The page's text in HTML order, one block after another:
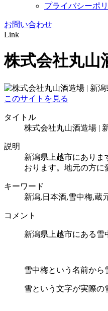
プライバシーポ
お問い合わせ
Link
株式会社丸山
このサイトを見る
タイトル
株式会社丸山酒造場 |
説明
新潟県上越市にあり
おります。地元の方に
キーワード
新潟,日本酒,雪中梅,蔵
コメント
新潟県上越市にある雪
雪中梅という名前から
雪という文字が実際の